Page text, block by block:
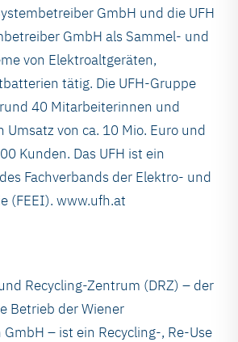
GmbH und die UFH
GmbH als Sammel- und
von Elektroaltgeräten,
tätig. Die UFH-Gruppe
40 Mitarbeiterinnen und
von ca. 10 Mio. Euro und
Kunden. Das UFH ist ein
Fachverbands der Elektro- und
(FEEI). www.ufh.at
Recycling-Zentrum (DRZ) – der
Betrieb der Wiener
– ist ein Recycling-, Re-Use